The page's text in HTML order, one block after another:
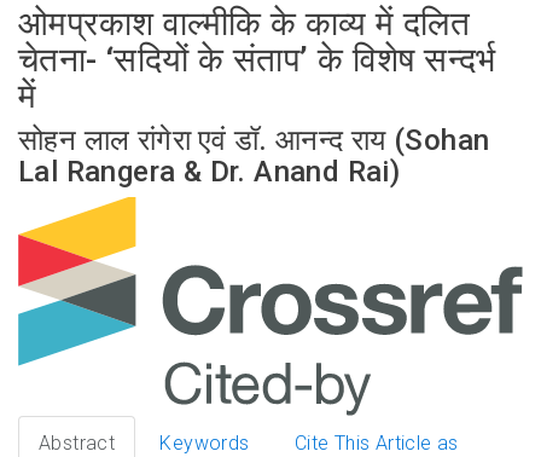
ओमप्रकाश वाल्मीकि के काव्य में दलित
चेतना- ‘सदियों के संताप’ के विशेष सन्दर्भ
में
सोहन लाल रांगेरा एवं डॉ. आनन्द राय (Sohan
Lal Rangera & Dr. Anand Rai)
Abstract Keywords Cite This Article as